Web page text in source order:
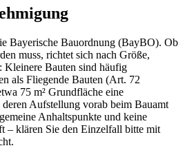
Bayerische Bauordnung (BayBO). Ob
muss, richtet sich nach Größe,
Bauten sind häufig
als Fliegende Bauten (Art. 72
75 m² Grundfläche eine
Aufstellung vorab beim Bauamt
Anhaltspunkte und keine
– klären Sie den Einzelfall bitte mit